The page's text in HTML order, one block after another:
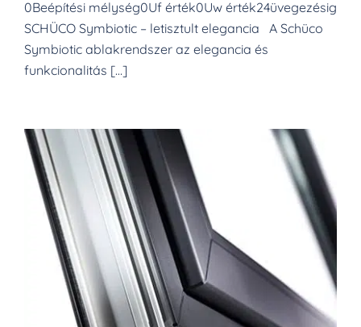
0Beépítési mélység0Uf érték0Uw érték24üvegezésig
SCHÜCO Symbiotic – letisztult elegancia A Schüco
Symbiotic ablakrendszer az elegancia és
funkcionalitás […]